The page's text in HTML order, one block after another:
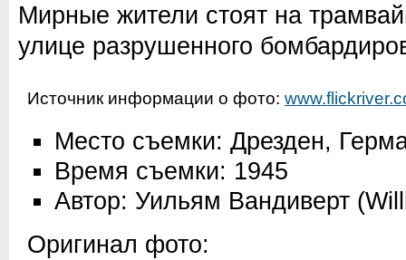
Мирные жители стоят на
улице разрушенного
Источник информации о фото:
Место съемки: Дрезден,
Время съемки: 1945
Автор: Уильям Вандиверт
Оригинал фото: